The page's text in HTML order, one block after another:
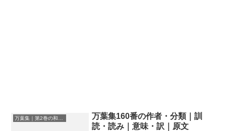
万葉集160番の作者・分類｜訓
読・読み｜意味・訳｜原文